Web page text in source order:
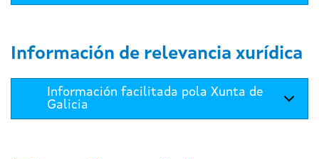
Información de relevancia xurídica
Información facilitada pola Xunta de
Galicia